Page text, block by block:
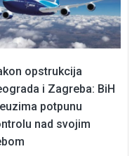
opstrukcija
i Zagreba: BiH
potpunu
nad svojim